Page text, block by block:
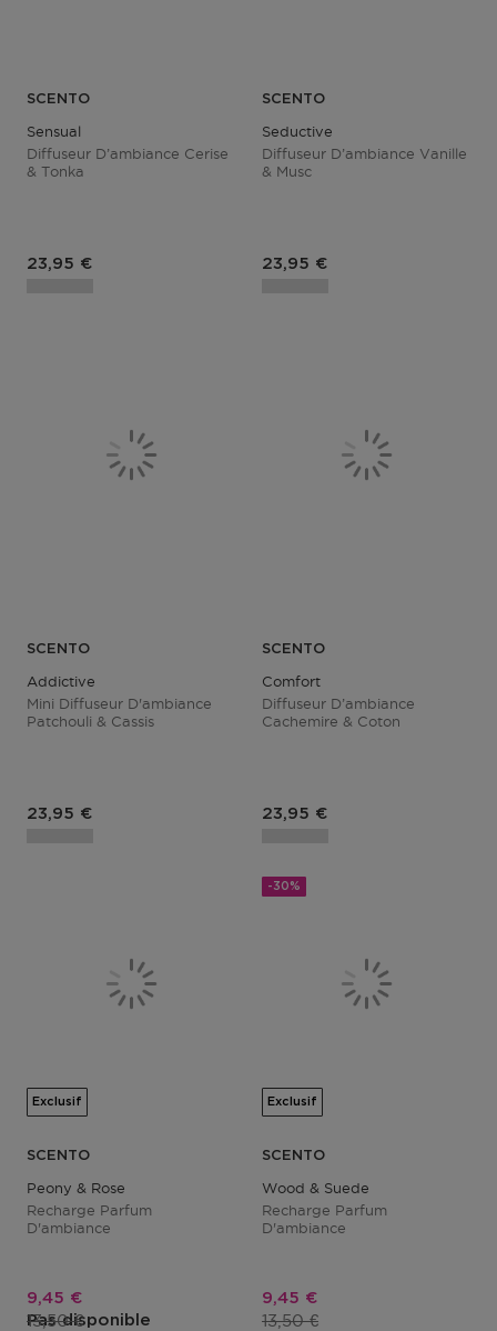
SCENTO
Sensual
Diffuseur D’ambiance Cerise
& Tonka
Prix du produit
23,95 €
SCENTO
Seductive
Diffuseur D’ambiance Vanille
& Musc
Prix du produit
23,95 €
SCENTO
Addictive
Mini Diffuseur D'ambiance
Patchouli & Cassis
Prix du produit
23,95 €
SCENTO
Comfort
Diffuseur D’ambiance
Cachemire & Coton
Prix du produit
23,95 €
Pas disponible
Exclusif
SCENTO
Peony & Rose
Recharge Parfum
D'ambiance
Prix promotionnel
9,45 €
Prix du produit
13,50 €
-30%
Exclusif
SCENTO
Wood & Suede
Recharge Parfum
D'ambiance
Prix promotionnel
9,45 €
Prix du produit
13,50 €